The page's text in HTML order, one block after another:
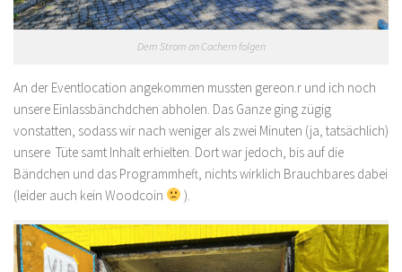
Dem Strom an Cachern folgen
An der Eventlocation angekommen mussten gereon.r und ich noch
unsere Einlassbänchdchen abholen. Das Ganze ging zügig
vonstatten, sodass wir nach weniger als zwei Minuten (ja, tatsächlich)
unsere Tüte samt Inhalt erhielten. Dort war jedoch, bis auf die
Bändchen und das Programmheft, nichts wirklich Brauchbares dabei
(leider auch kein Woodcoin
).